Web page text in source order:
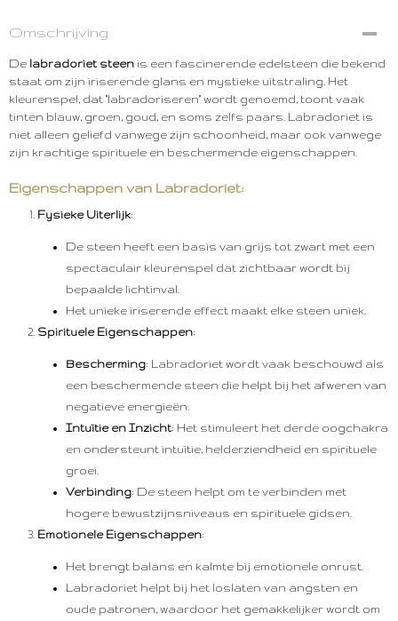
Omschrijving
De labradoriet steen is een fascinerende edelsteen die bekend
staat om zijn iriserende glans en mystieke uitstraling. Het
kleurenspel, dat "labradoriseren" wordt genoemd, toont vaak
tinten blauw, groen, goud, en soms zelfs paars. Labradoriet is
niet alleen geliefd vanwege zijn schoonheid, maar ook vanwege
zijn krachtige spirituele en beschermende eigenschappen.
Eigenschappen van Labradoriet:
Fysieke Uiterlijk:
De steen heeft een basis van grijs tot zwart met een
spectaculair kleurenspel dat zichtbaar wordt bij
bepaalde lichtinval.
Het unieke iriserende effect maakt elke steen uniek.
Spirituele Eigenschappen:
Bescherming: Labradoriet wordt vaak beschouwd als
een beschermende steen die helpt bij het afweren van
negatieve energieën.
Intuïtie en Inzicht: Het stimuleert het derde oogchakra
en ondersteunt intuïtie, helderziendheid en spirituele
groei.
Verbinding: De steen helpt om te verbinden met
hogere bewustzijnsniveaus en spirituele gidsen.
Emotionele Eigenschappen:
Het brengt balans en kalmte bij emotionele onrust.
Labradoriet helpt bij het loslaten van angsten en
oude patronen, waardoor het gemakkelijker wordt om